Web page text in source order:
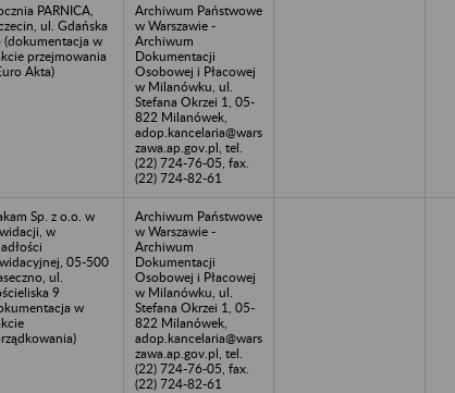
PARNICA,
ul. Gdańska
(dokumentacja w
przejmowania
Akta)
Archiwum Państwowe
w Warszawie -
Archiwum
Dokumentacji
Osobowej i Płacowej
w Milanówku, ul.
Stefana Okrzei 1, 05-
822 Milanówek,
adop.kancelaria@wars
zawa.ap.gov.pl, tel.
(22) 724-76-05, fax.
(22) 724-82-61
Sp. z o.o. w
w
05-500
ul.
9
w
Archiwum Państwowe
w Warszawie -
Archiwum
Dokumentacji
Osobowej i Płacowej
w Milanówku, ul.
Stefana Okrzei 1, 05-
822 Milanówek,
adop.kancelaria@wars
zawa.ap.gov.pl, tel.
(22) 724-76-05, fax.
(22) 724-82-61